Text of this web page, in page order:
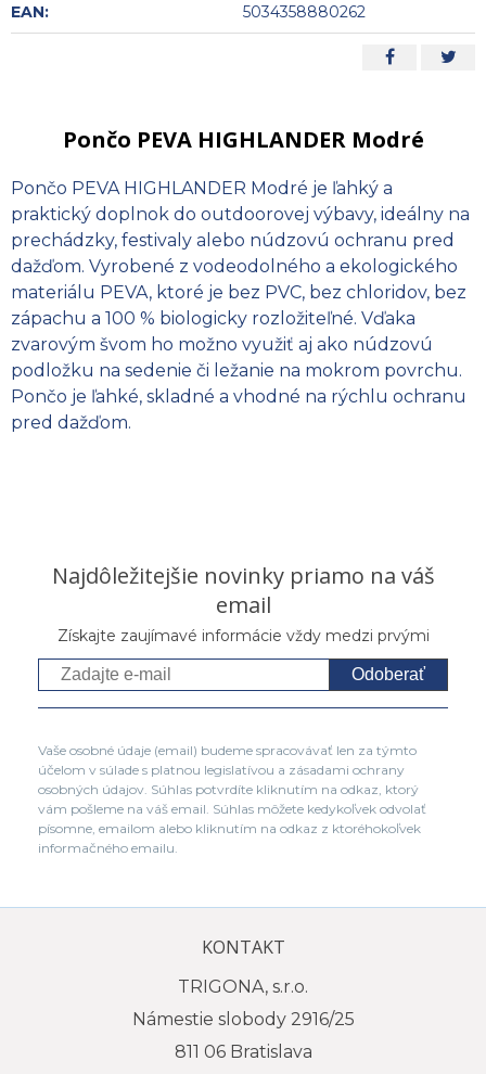
EAN: 5034358880262
Pončo PEVA HIGHLANDER Modré
Pončo PEVA HIGHLANDER Modré je ľahký a
praktický doplnok do outdoorovej výbavy, ideálny na
prechádzky, festivaly alebo núdzovú ochranu pred
dažďom. Vyrobené z vodeodolného a ekologického
materiálu PEVA, ktoré je bez PVC, bez chloridov, bez
zápachu a 100 % biologicky rozložiteľné. Vďaka
zvarovým švom ho možno využiť aj ako núdzovú
podložku na sedenie či ležanie na mokrom povrchu.
Pončo je ľahké, skladné a vhodné na rýchlu ochranu
pred dažďom.
Najdôležitejšie novinky priamo na váš
email
Získajte zaujímavé informácie vždy medzi prvými
Odoberať
Vaše osobné údaje (email) budeme spracovávať len za týmto
účelom v súlade s platnou legislatívou a zásadami ochrany
osobných údajov. Súhlas potvrdíte kliknutím na odkaz, ktorý
vám pošleme na váš email. Súhlas môžete kedykoľvek odvolať
písomne, emailom alebo kliknutím na odkaz z ktoréhokoľvek
informačného emailu.
KONTAKT
TRIGONA, s.r.o.
Námestie slobody 2916/25
811 06 Bratislava